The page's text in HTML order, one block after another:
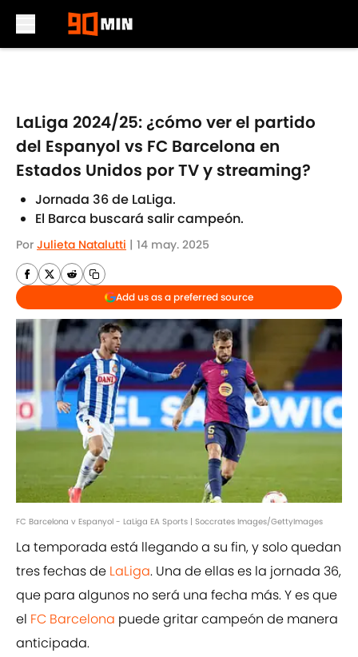
LaLiga 2024/25: ¿cómo ver el partido
del Espanyol vs FC Barcelona en
Estados Unidos por TV y streaming?
Jornada 36 de LaLiga.
El Barca buscará salir campeón.
Por Julieta Natalutti | 14 may. 2025
Add us as a preferred source
FC Barcelona v Espanyol - LaLiga EA Sports | Soccrates Images/GettyImages
La temporada está llegando a su fin, y solo quedan
tres fechas de LaLiga. Una de ellas es la jornada 36,
que para algunos no será una fecha más. Y es que
el FC Barcelona puede gritar campeón de manera
anticipada.